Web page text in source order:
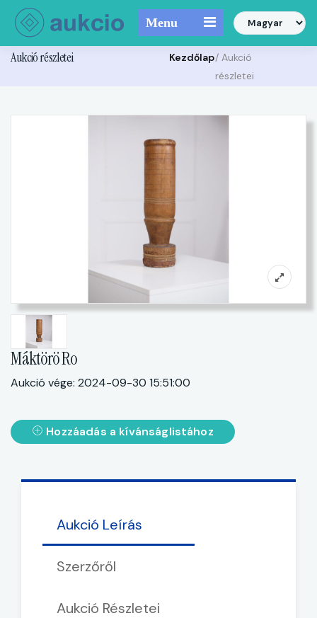
Menu
Aukció részletei Kezdőlap/ Aukció
részletei
Máktörö Ro
Aukció vége: 2024-09-30 15:51:00
Hozzáadás a kívánságlistához
Aukció Leírás
Szerzőről
Aukció Részletei